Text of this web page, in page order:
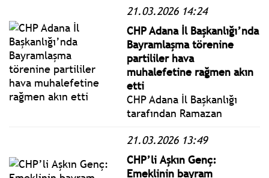
İran hem İsrail’i hem de
ABD üslerinin bulunduğu
bölge ülkelerini hedef aldı.
21.03.2026 14:24
CHP Adana İl Başkanlığı’nda
Bayramlaşma törenine
partililer hava
muhalefetine rağmen akın
etti
CHP Adana İl Başkanlığı
tarafından Ramazan
geleneksel bayramlaşma
töreni düzenlendi.
21.03.2026 13:49
CHP’li Aşkın Genç:
Emeklinin bayram